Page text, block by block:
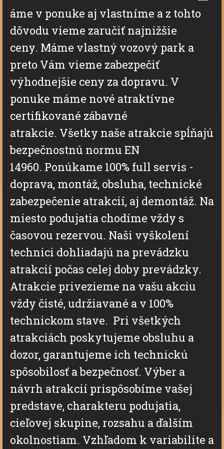
áme v ponuke aj vlastníme a z tohto
dôvodu vieme zaručiť najnižšie
ceny. Máme vlastný vozový park a
preto Vám vieme zabezpečiť
výhodnejšie ceny za dopravu. V
ponuke máme nové atraktívne
certifikované zábavné
atrakcie. Všetky naše atrakcie spĺňajú
bezpečnostnú normu EN
14960. Ponúkame 100% full servis -
doprava, montáž, obsluha, technické
zabezpečenie atrakcií, aj demontáž. Na
miesto podujatia chodíme vždy s
časovou rezervou. Naši vyškolení
technici dohliadajú na prevádzku
atrakcií počas celej doby prevádzky.
Atrakcie privezieme na vašu akciu
vždy čisté, udržiavané a v 100%
technickom stave. Pri všetkých
atrakciách poskytujeme obsluhu a
dozor, garantujeme ich technickú
spôsobilosť a bezpečnosť. Výber a
návrh atrakcií prispôsobíme vašej
predstave, charakteru podujatia,
cieľovej skupine, rozsahu a ďalším
okolnostiam. Vzhľadom k variabilite a